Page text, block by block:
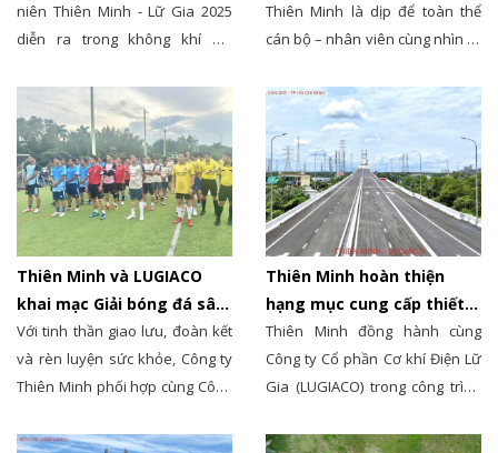
niên Thiên Minh - Lữ Gia 2025
diễn ra trong không khí sôi
xuất sắc và lan tỏa tinh thần thể
thao trong toàn công ty.
MINH
Thiên Minh là dịp để toàn thể
cán bộ – nhân viên cùng nhìn lại
gắn kết tập thể và hướng tới một
năm mới nhiều thành công.
Thiên Minh và LUGIACO
khai mạc Giải bóng đá sân
7 – Gắn kết tinh thần, lan
tỏa năng lượng tích cực
Với tinh thần giao lưu, đoàn kết
và rèn luyện sức khỏe, Công ty
Thiên Minh phối hợp cùng Công
(LUGIACO) đã chính thức khai
Thiên Minh hoàn thiện
hạng mục cung cấp thiết
bị chiếu sáng Cầu Bình
Khánh – Cần Giờ
Thiên Minh đồng hành cùng
Công ty Cổ phần Cơ khí Điện Lữ
Gia (LUGIACO) trong công trình
tuyến kết nối trọng điểm thuộc